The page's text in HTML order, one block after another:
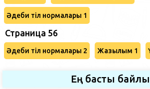
Әдеби тіл нормалары 1
Страница 56
Әдеби тіл нормалары 2 Жазылым 1
Ең басты